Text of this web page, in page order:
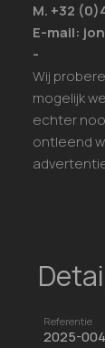
M. +32
E-mail:
-
Wij
mogelijk
echter
ontleend
Referentie
2025-